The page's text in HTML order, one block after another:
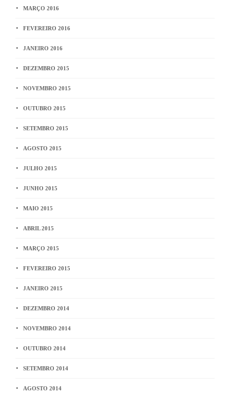
MARÇO 2016
FEVEREIRO 2016
JANEIRO 2016
DEZEMBRO 2015
NOVEMBRO 2015
OUTUBRO 2015
SETEMBRO 2015
AGOSTO 2015
JULHO 2015
JUNHO 2015
MAIO 2015
ABRIL 2015
MARÇO 2015
FEVEREIRO 2015
JANEIRO 2015
DEZEMBRO 2014
NOVEMBRO 2014
OUTUBRO 2014
SETEMBRO 2014
AGOSTO 2014